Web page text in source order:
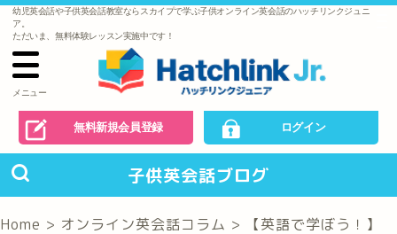
幼児英会話や子供英会話教室ならスカイプで学ぶ子供オンライン英会話のハッチリンクジュニ
ア。
ただいま、無料体験レッスン実施中です！
メニュー
無料新規会員登録 ログイン
子供英会話ブログ
Home > オンライン英会話コラム >
【英語で学ぼう！】